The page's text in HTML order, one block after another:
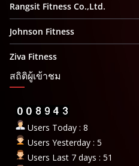
Rangsit Fitness Co.,Ltd.
Johnson Fitness
Ziva Fitness
สถิติผู้เข้าชม
Users Today : 8
Users Yesterday : 5
Users Last 7 days : 51